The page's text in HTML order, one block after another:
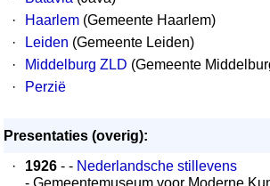
·
Haarlem (Gemeente Haarlem)
·
Leiden (Gemeente Leiden)
·
Middelburg ZLD (Gemeente
·
Perzië
Presentaties (overig):
·
1926 - - Nederlandsche stillevens
- Gemeentemuseum voor Moderne